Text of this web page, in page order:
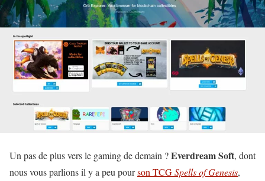
Un pas de plus vers le gaming de demain ?Everdream Soft, dont
nous vous parlions il y a peu pourson TCGSpells of Genesis,